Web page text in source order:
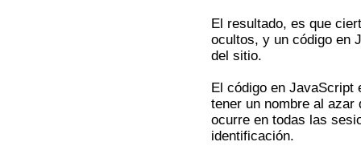
El resultado, es que
ocultos, y un código en
del sitio.
El código en JavaScript
tener un nombre al
ocurre en todas las
identificación.